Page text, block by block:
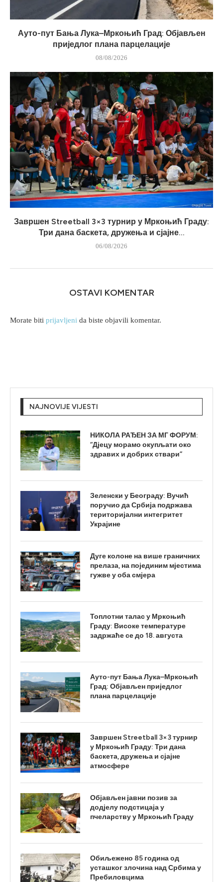
Ауто-пут Бања Лука–Мркоњић Град: Објављен
приједлог плана парцелације
08/08/2026
Завршен Streetball 3×3 турнир у Мркоњић Граду:
Три дана баскета, дружења и сјајне...
06/08/2026
OSTAVI KOMENTAR
Morate biti prijavljeni da biste objavili komentar.
NAJNOVIJE VIJESTI
НИКОЛА РАЂЕН ЗА МГ ФОРУМ:
“Дјецу морамо окупљати око
здравих и добрих ствари”
Зеленски у Београду: Вучић
поручио да Србија подржава
територијални интегритет
Украјине
Дуге колоне на више граничних
прелаза, на појединим мјестима
гужве у оба смјера
Топлотни талас у Мркоњић
Граду: Високе температуре
задржаће се до 18. августа
Ауто-пут Бања Лука–Мркоњић
Град: Објављен приједлог
плана парцелације
Завршен Streetball 3×3 турнир
у Мркоњић Граду: Три дана
баскета, дружења и сјајне
атмосфере
Објављен јавни позив за
додјелу подстицаја у
пчеларству у Мркоњић Граду
Обиљежено 85 година од
усташког злочина над Србима у
Пребиловцима